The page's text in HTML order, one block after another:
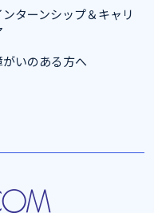
ンターンシップ＆キャリ
がいのある方へ